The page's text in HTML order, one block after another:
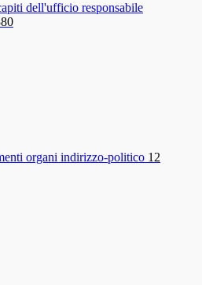
dell'ufficio responsabile
organi indirizzo-politico 12